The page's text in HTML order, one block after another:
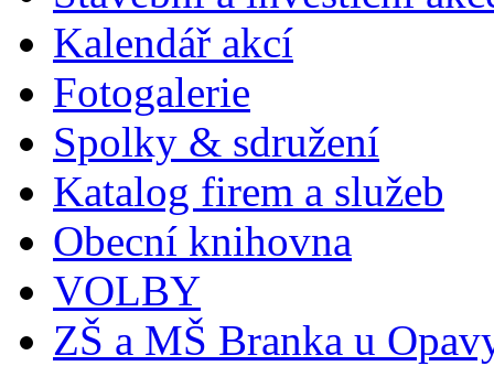
Kalendář akcí
Fotogalerie
Spolky & sdružení
Katalog firem a služeb
Obecní knihovna
VOLBY
ZŠ a MŠ Branka u